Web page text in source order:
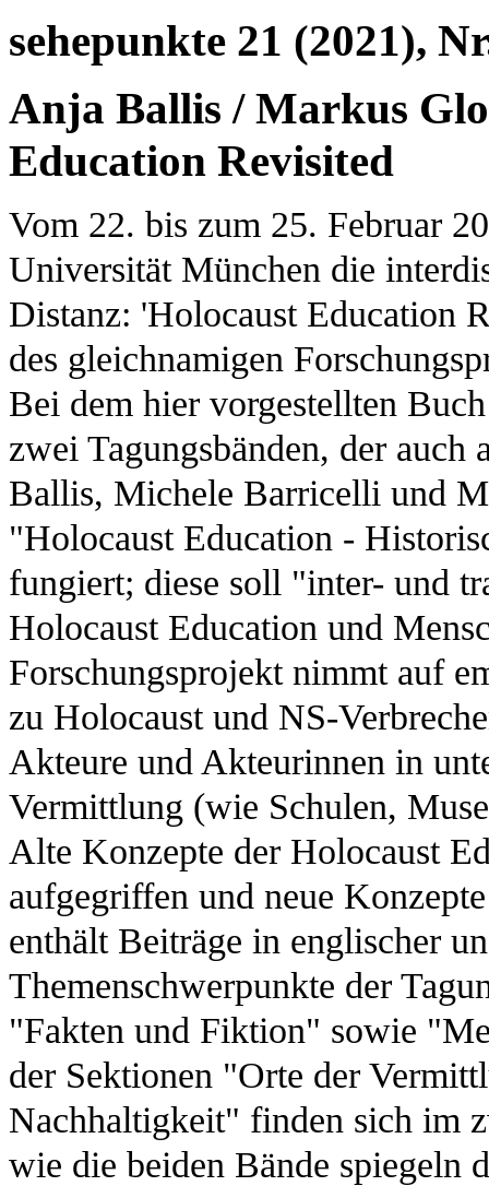
sehepunkte 21 (2021),
Anja Ballis / Markus
Education Revisited
Vom 22. bis zum 25. Februar
Universität München die
Distanz: 'Holocaust Education
des gleichnamigen
Bei dem hier vorgestellten
zwei Tagungsbänden, der
Ballis, Michele Barricelli und
"Holocaust Education -
fungiert; diese soll "inter- und
Holocaust Education und
Forschungsprojekt nimmt auf
zu Holocaust und NS-
Akteure und Akteurinnen in
Vermittlung (wie Schulen,
Alte Konzepte der Holocaust
aufgegriffen und neue
enthält Beiträge in englischer
Themenschwerpunkte der
"Fakten und Fiktion" sowie
der Sektionen "Orte der
Nachhaltigkeit" finden sich im
wie die beiden Bände spiegeln